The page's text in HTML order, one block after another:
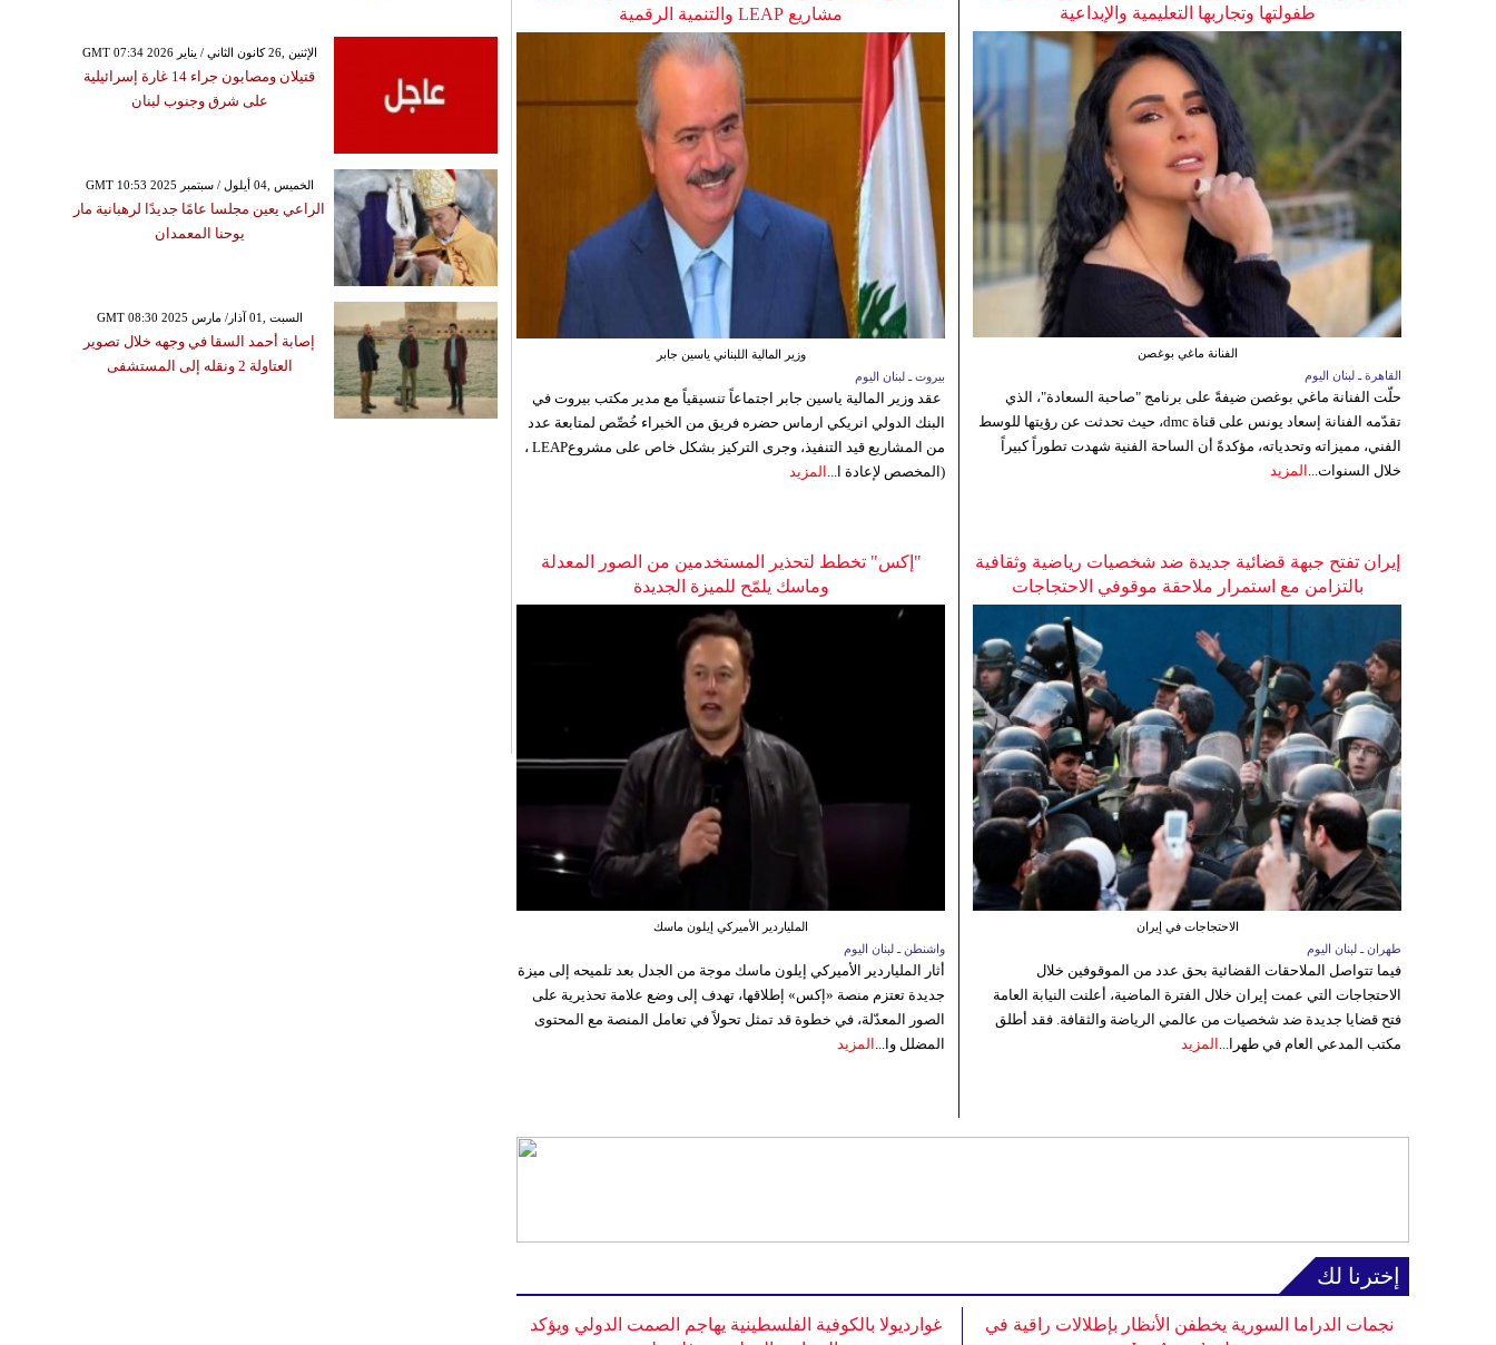
مشاريع LEAP والتنمية الرقمية
وزير المالية اللبناني ياسين جابر
بيروت ـ لبنان اليوم
عقد وزير المالية ياسين جابر اجتماعاً تنسيقياً مع مدير مكتب بيروت في
البنك الدولي انريكي ارماس حضره فريق من الخبراء خُصِّص لمتابعة عدد
من المشاريع قيد التنفيذ، وجرى التركيز بشكل خاص على مشروعLEAP ،
(المخصص لإعادة ا... المزيد
طفولتها وتجاربها التعليمية والإبداعية
الفنانة ماغي بوغصن
القاهرة ـ لبنان اليوم
حلّت الفنانة ماغي بوغصن ضيفةً على برنامج "صاحبة السعادة"، الذي
تقدّمه الفنانة إسعاد يونس على قناة dmc، حيث تحدثت عن رؤيتها للوسط
الفني، مميزاته وتحدياته، مؤكدةً أن الساحة الفنية شهدت تطوراً كبيراً
خلال السنوات... المزيد
"إكس" تخطط لتحذير المستخدمين من الصور المعدلة
وماسك يلمّح للميزة الجديدة
الملياردير الأميركي إيلون ماسك
واشنطن ـ لبنان اليوم
أثار الملياردير الأميركي إيلون ماسك موجة من الجدل بعد تلميحه إلى ميزة
جديدة تعتزم منصة «إكس» إطلاقها، تهدف إلى وضع علامة تحذيرية على
الصور المعدّلة، في خطوة قد تمثل تحولاً في تعامل المنصة مع المحتوى
المضلل وا... المزيد
إيران تفتح جبهة قضائية جديدة ضد شخصيات رياضية وثقافية
بالتزامن مع استمرار ملاحقة موقوفي الاحتجاجات
الاحتجاجات في إيران
طهران ـ لبنان اليوم
فيما تتواصل الملاحقات القضائية بحق عدد من الموقوفين خلال
الاحتجاجات التي عمت إيران خلال الفترة الماضية، أعلنت النيابة العامة
فتح قضايا جديدة ضد شخصيات من عالمي الرياضة والثقافة. فقد أطلق
مكتب المدعي العام في طهرا... المزيد
إخترنا لك
غوارديولا بالكوفية الفلسطينية يهاجم الصمت الدولي ويؤكد
نجمات الدراما السورية يخطفن الأنظار بإطلالات راقية في
GMT 07:34 2026 الإثنين ,26 كانون الثاني / يناير
قتيلان ومصابون جراء 14 غارة إسرائيلية
على شرق وجنوب لبنان
GMT 10:53 2025 الخميس ,04 أيلول / سبتمبر
الراعي يعين مجلسا عامًا جديدًا لرهبانية مار
يوحنا المعمدان
GMT 08:30 2025 السبت ,01 آذار/ مارس
إصابة أحمد السقا في وجهه خلال تصوير
العتاولة 2 ونقله إلى المستشفى